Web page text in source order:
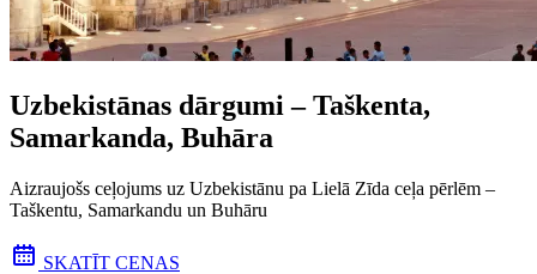
Uzbekistānas dārgumi – Taškenta,
Samarkanda, Buhāra
Aizraujošs ceļojums uz Uzbekistānu pa Lielā Zīda ceļa pēr­lēm –
Taškentu, Samarkandu un Buhāru
SKATĪT CENAS